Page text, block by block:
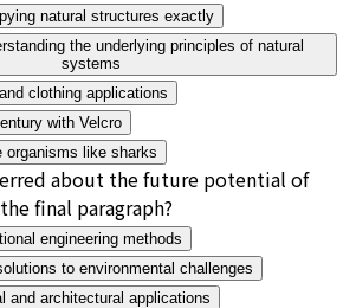
natural structures exactly
the underlying principles of natural
systems
clothing applications
with Velcro
organisms like sharks
about the future potential of
final paragraph?
engineering methods
to environmental challenges
and architectural applications